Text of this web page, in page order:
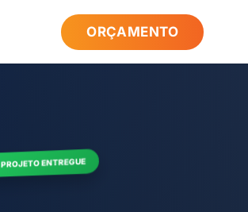
ORÇAMENTO
PROJETO ENTREGUE